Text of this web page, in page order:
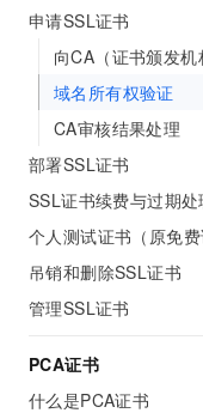
申请SSL证书
向CA（证书颁发
域名所有权验证
CA审核结果处理
部署SSL证书
SSL证书续费与过期处
个人测试证书（原免
吊销和删除SSL证书
管理SSL证书
PCA证书
什么是PCA证书
大数据计算
媒体服务
域名与网站
终端用户计算
Serverless
迁移与运维管理
企业出海
政企业务